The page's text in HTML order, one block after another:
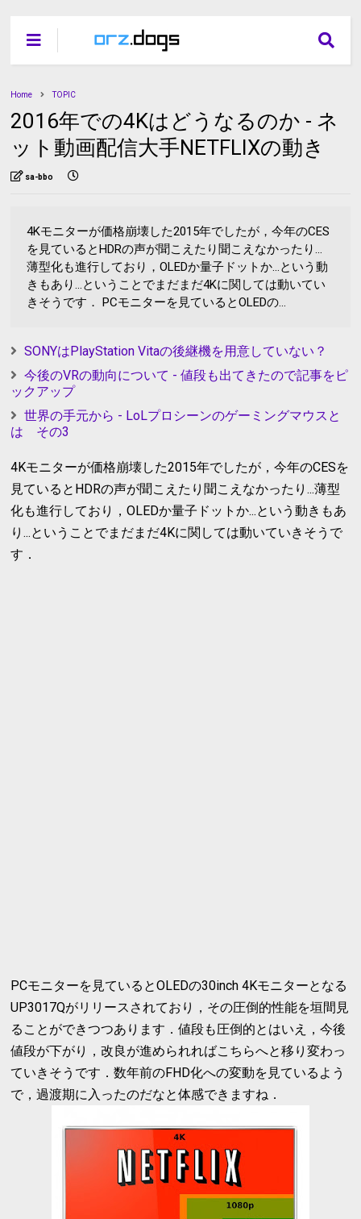
Home TOPIC
2016年での4Kはどうなるのか - ネ
ット動画配信大手NETFLIXの動き
sa-bbo
4Kモニターが価格崩壊した2015年でしたが，今年のCES
を見ているとHDRの声が聞こえたり聞こえなかったり...
薄型化も進行しており，OLEDか量子ドットか...という動
きもあり...ということでまだまだ4Kに関しては動いてい
きそうです． PCモニターを見ているとOLEDの...
SONYはPlayStation Vitaの後継機を用意していない？
今後のVRの動向について - 値段も出てきたので記事をピ
ックアップ
世界の手元から - LoLプロシーンのゲーミングマウスと
は その3
4Kモニターが価格崩壊した2015年でしたが，今年のCESを
見ているとHDRの声が聞こえたり聞こえなかったり...薄型
化も進行しており，OLEDか量子ドットか...という動きもあ
り...ということでまだまだ4Kに関しては動いていきそうで
す．
PCモニターを見ているとOLEDの30inch 4Kモニターとなる
UP3017Qがリリースされており，その圧倒的性能を垣間見
ることができつつあります．値段も圧倒的とはいえ，今後
値段が下がり，改良が進められればこちらへと移り変わっ
ていきそうです．数年前のFHD化への変動を見ているよう
で，過渡期に入ったのだなと体感できますね．